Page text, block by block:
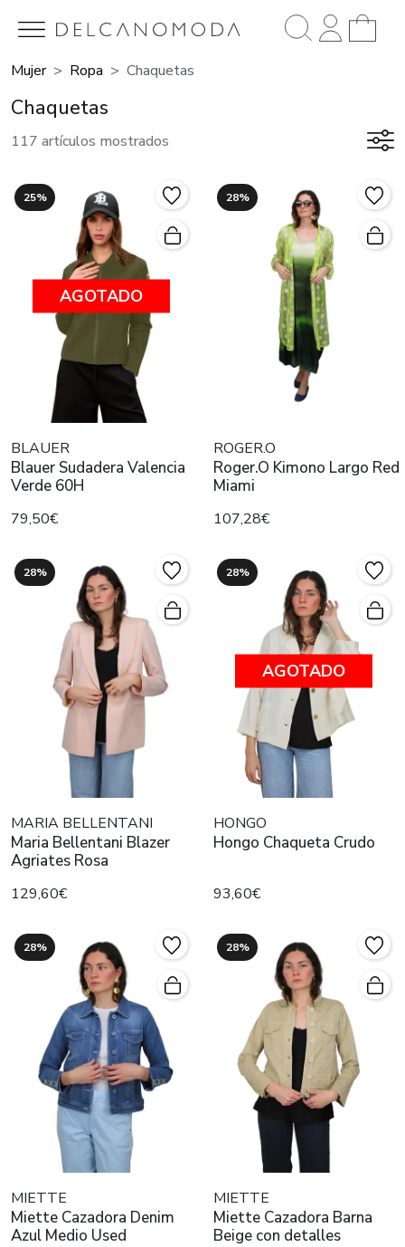
Mujer Ropa Chaquetas
Chaquetas
117 artículos mostrados
25%
AGOTADO
BLAUER
Blauer Sudadera Valencia
Verde 60H
79,50€
28%
ROGER.O
Roger.O Kimono Largo Red
Miami
107,28€
28%
MARIA BELLENTANI
Maria Bellentani Blazer
Agriates Rosa
129,60€
28%
AGOTADO
HONGO
Hongo Chaqueta Crudo
93,60€
28%
MIETTE
Miette Cazadora Denim
Azul Medio Used
28%
MIETTE
Miette Cazadora Barna
Beige con detalles